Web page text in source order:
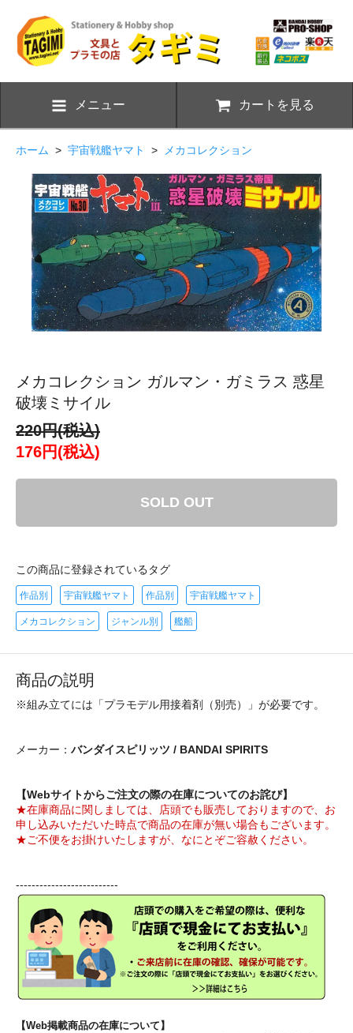
メニュー カートを見る
ホーム > 宇宙戦艦ヤマト > メカコレクション
メカコレクション ガルマン・ガミラス 惑星
破壊ミサイル
220円(税込)
176円(税込)
SOLD OUT
この商品に登録されているタグ
作品別 宇宙戦艦ヤマト 作品別 宇宙戦艦ヤマト
メカコレクション ジャンル別 艦船
商品の説明
※組み立てには「プラモデル用接着剤（別売）」が必要です。
メーカー： バンダイスピリッツ / BANDAI SPIRITS
【Webサイトからご注文の際の在庫についてのお詫び】
★在庫商品に関しましては、店頭でも販売しておりますので、お
申し込みいただいた時点で商品の在庫が無い場合もございます。
★ご不便をお掛けいたしますが、なにとぞご容赦ください。
--------------------------
【Web掲載商品の在庫について】